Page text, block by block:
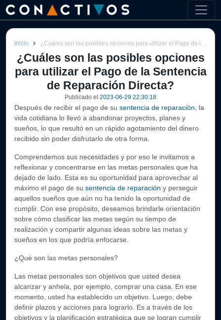
Inicio ¿Cuáles son las posibles opciones para utilizar el Pago de la Sentencia de Reparación Directa?
¿Cuáles son las posibles opciones
para utilizar el Pago de la Sentencia
de Reparación Directa?
Publicado el 2023-06-29 22:30:18
Después de recibir el pago de su sentencia de reparación , la
vida cotidiana lo llevó a abandonar proyectos, planes y
sueños, lo que resultó en un rápido agotamiento del dinero
recibido sin poder disfrutarlo de otra forma.
Comprendemos sus necesidades y por eso le invitamos a
reflexionar y concentrarse en las metas personales que ha
dejado de lado. Esta es su oportunidad para aprovechar al
máximo el pago de su sentencia de reparación y perseguir
aquellos sueños que aún no ha tenido la oportunidad de
cumplir. Con ese propósito, deseamos brindarle orientación
sobre cómo clasificar las metas según su tiempo de
realización y compartir algunas ideas sobre las metas y
sueños en los que podría enfocarse.
¿Qué son las metas personales?
Las metas personales son objetivos que usted desea
alcanzar y anhela, por ejemplo, comprar una casa. En ese
momento, usted ha establecido un objetivo. Luego, debe
definir plazos y acciones para lograrlo. Es a través de los
objetivos y la planificación estratégica que se logran cumplir